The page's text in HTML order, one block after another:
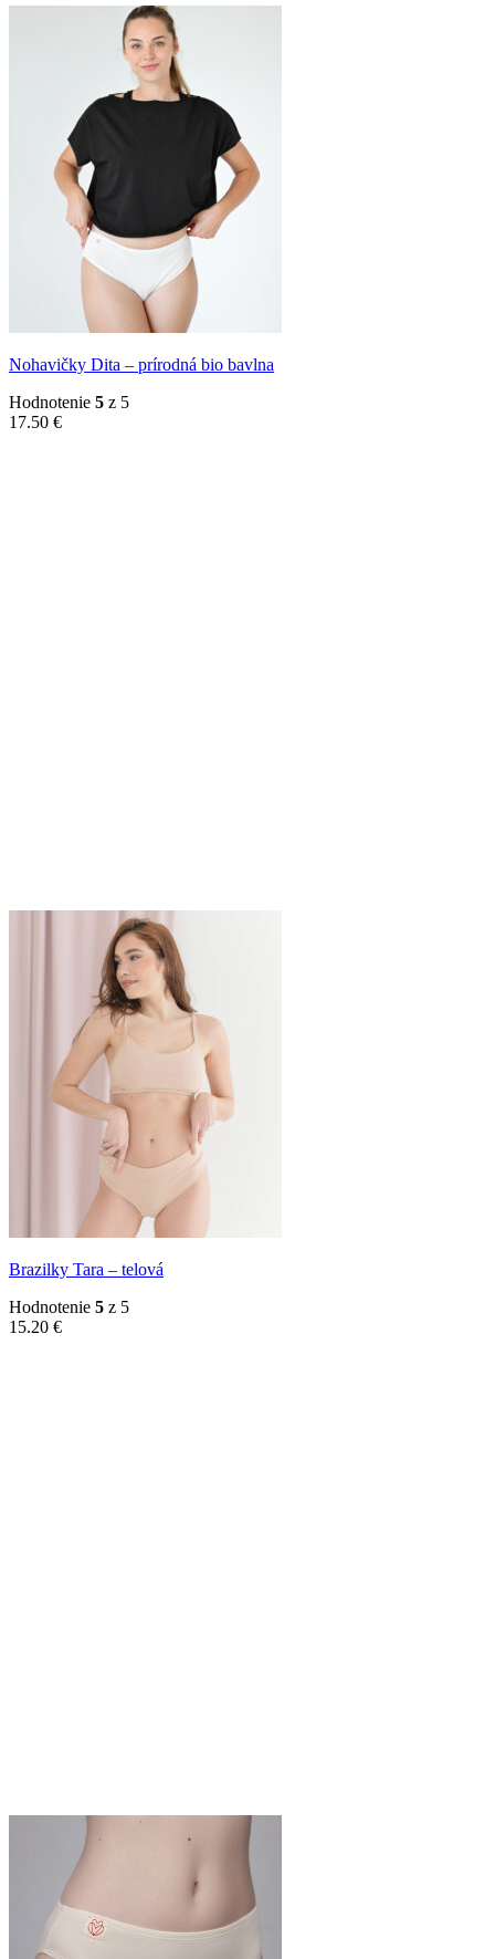
Nohavičky Dita – prírodná bio bavlna
Hodnotenie 5 z 5
17.50 €
Brazilky Tara – telová
Hodnotenie 5 z 5
15.20 €